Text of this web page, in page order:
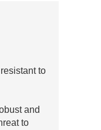
to
and
to